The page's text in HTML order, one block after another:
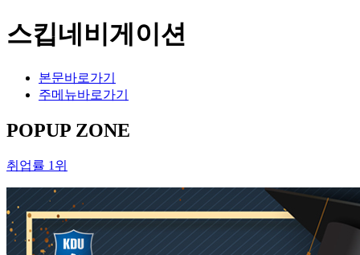
스킵네비게이션
본문바로가기
주메뉴바로가기
POPUP ZONE
취업률 1위